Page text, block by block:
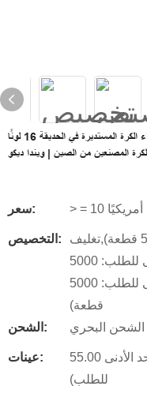
تخصيص في الهواء الطلق أضواء الكرة المستديرة في الحديقة 16 لونًا RGB للطاقة
المصنعين من الصين | ويندا ديكو
سعر:
التخصيص:
شعار مخصص (الحد الأدنى للطلب: 5000 قطعة),تغليف
حسب الطلب (الحد الأدنى للطلب: 5000
قطعة),تخصيص الرسوم (الحد الأدنى للطلب: 5000
قطعة)
الشحن:
الشحن البحري
عينات:
55.00 دولارًا أمريكيًا / قطع,1 قطعة (الحد الأدنى
للطلب)